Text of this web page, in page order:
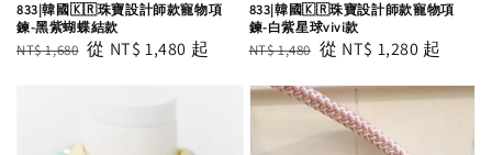
833|韓國🇰🇷珠寶設計師款寵物項
鍊-黑紫蝴蝶結款
Regular
NT$ 1,680 Sale
從 NT$ 1,480 起
833|韓國🇰🇷珠寶設計師款寵物項
鍊-白紫星球vivi款
Regular
NT$ 1,480 Sale
從 NT$ 1,280 起